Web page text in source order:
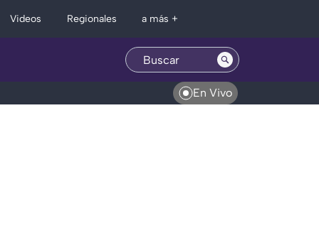
Videos Regionales a más +
En Vivo